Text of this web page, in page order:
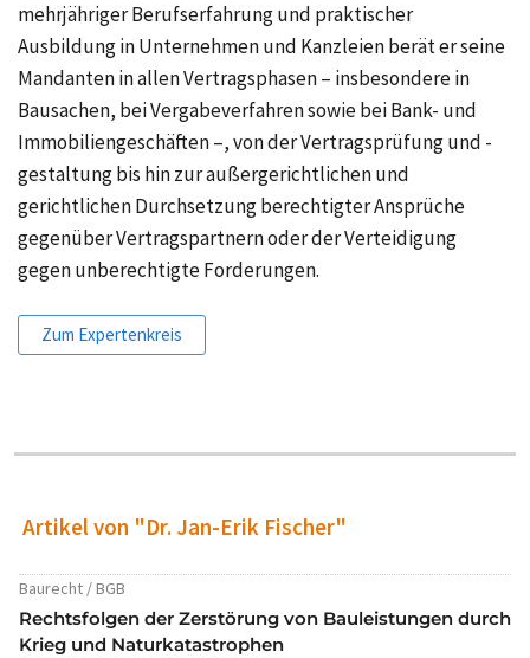
mehrjähriger Berufserfahrung und praktischer
Ausbildung in Unternehmen und Kanzleien berät er seine
Mandanten in allen Vertragsphasen – insbesondere in
Bausachen, bei Vergabeverfahren sowie bei Bank- und
Immobiliengeschäften –, von der Vertragsprüfung und -
gestaltung bis hin zur außergerichtlichen und
gerichtlichen Durchsetzung berechtigter Ansprüche
gegenüber Vertragspartnern oder der Verteidigung
gegen unberechtigte Forderungen.
Zum Expertenkreis
Artikel von "Dr. Jan-Erik Fischer"
Baurecht / BGB
Rechtsfolgen der Zerstörung von Bauleistungen durch
Krieg und Naturkatastrophen